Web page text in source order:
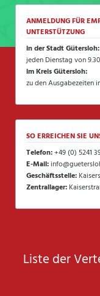
ANMELDUNG FÜR
UNTERSTÜTZUNG
in der Stadt Gütersloh:
jeden Dienstag von
im Kreis Gütersloh:
zu den Ausgabezeiten
SO ERREICHEN SIE
Telefon:+49 (0) 5241
E-Mail:
Geschäftsstelle:
Zentrallager:
Liste der